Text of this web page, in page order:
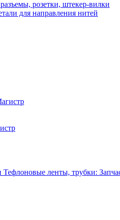
розетки, штекер-вилки
для направления нитей
Тефлоновые ленты, трубки: